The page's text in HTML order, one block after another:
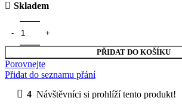
Skladem
PŘIDAT DO KOŠÍKU
Porovnejte
Přidat do seznamu přání
4 Návštěvníci si prohlíží tento produkt!